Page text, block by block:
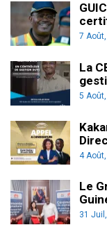
7
La
5
4
Le
31